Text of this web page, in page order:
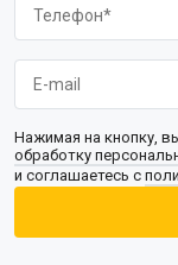
Нажимая на кнопку,
обработку
и соглашаетесь с